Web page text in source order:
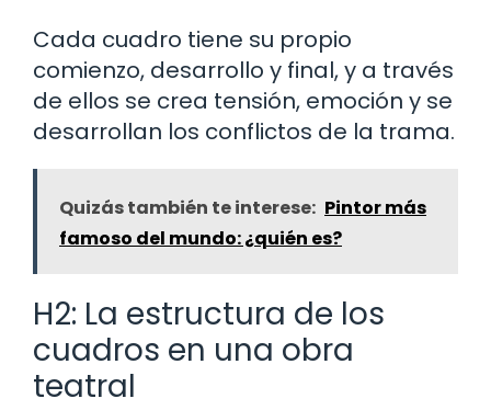
Cada cuadro tiene su propio
comienzo, desarrollo y final, y a través
de ellos se crea tensión, emoción y se
desarrollan los conflictos de la trama.
Quizás también te interese: Pintor más
famoso del mundo: ¿quién es?
H2: La estructura de los
cuadros en una obra
teatral